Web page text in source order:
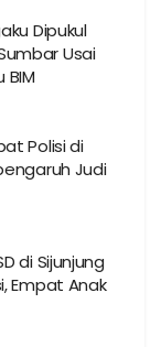
Dipukul
Usai
BIM
Polisi di
Judi
di Sijunjung
Empat Anak